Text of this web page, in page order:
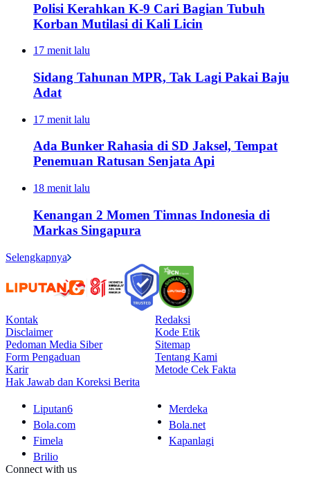
Polisi Kerahkan K-9 Cari Bagian Tubuh
Korban Mutilasi di Kali Licin
17 menit lalu
Sidang Tahunan MPR, Tak Lagi Pakai Baju
Adat
17 menit lalu
Ada Bunker Rahasia di SD Jaksel, Tempat
Penemuan Ratusan Senjata Api
18 menit lalu
Kenangan 2 Momen Timnas Indonesia di
Markas Singapura
Selengkapnya
Kontak
Redaksi
Disclaimer
Kode Etik
Pedoman Media Siber
Sitemap
Form Pengaduan
Tentang Kami
Karir
Metode Cek Fakta
Hak Jawab dan Koreksi Berita
Liputan6
Merdeka
Bola.com
Bola.net
Fimela
Kapanlagi
Brilio
Connect with us